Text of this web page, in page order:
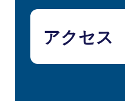
アクセス